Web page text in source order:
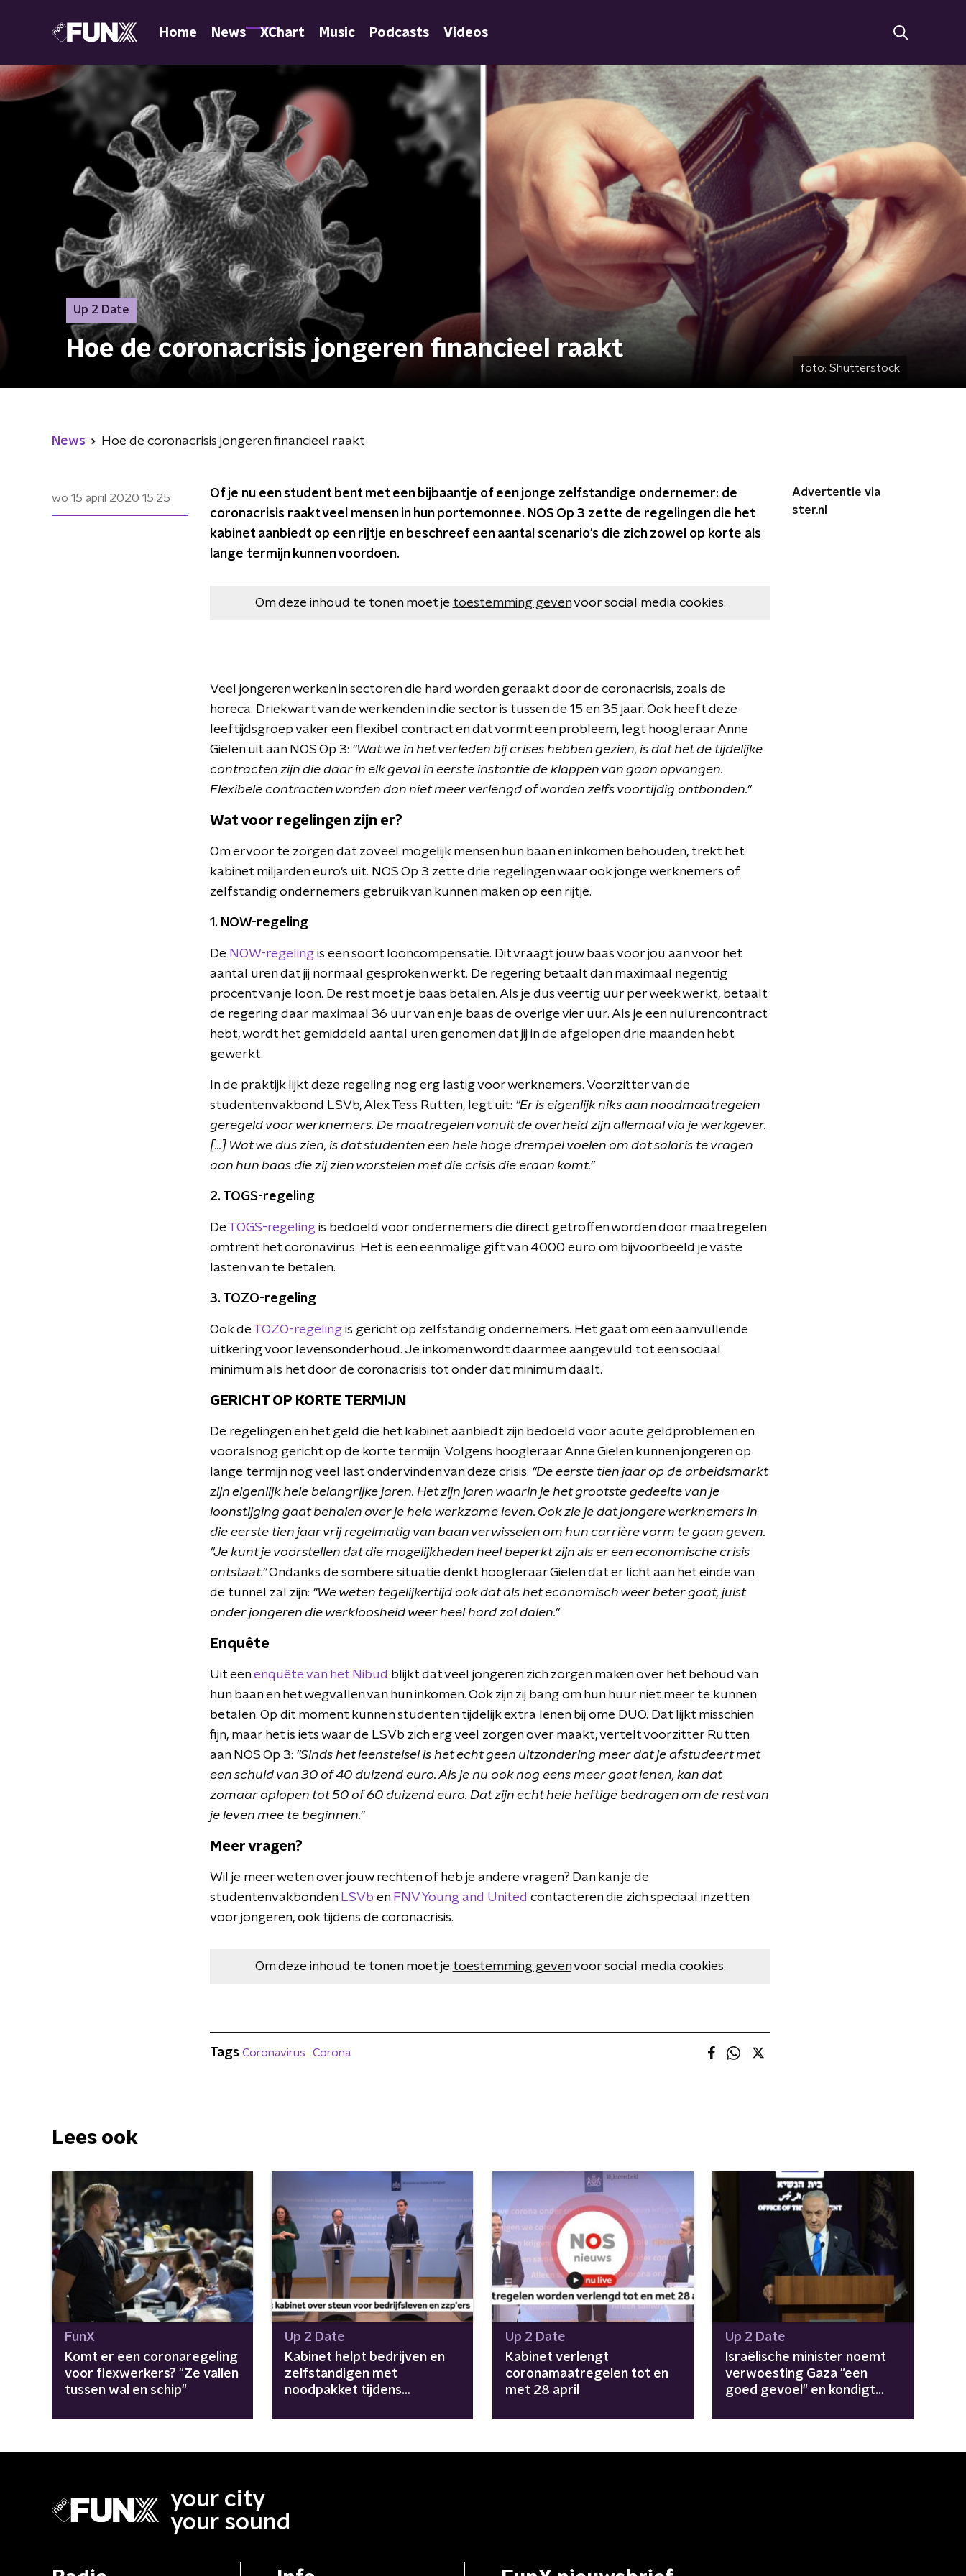
Home News XChart Music Podcasts Videos
Up 2 Date
Hoe de coronacrisis jongeren financieel raakt
foto: Shutterstock
News Hoe de coronacrisis jongeren financieel raakt
wo 15 april 2020 15:25
Of je nu een student bent met een bijbaantje of een jonge zelfstandige ondernemer: de
coronacrisis raakt veel mensen in hun portemonnee. NOS Op 3 zette de regelingen die het
kabinet aanbiedt op een rijtje en beschreef een aantal scenario's die zich zowel op korte als
lange termijn kunnen voordoen.
Om deze inhoud te tonen moet je toestemming gevenvoor social media cookies.
Veel jongeren werken in sectoren die hard worden geraakt door de coronacrisis, zoals de
horeca. Driekwart van de werkenden in die sector is tussen de 15 en 35 jaar. Ook heeft deze
leeftijdsgroep vaker een flexibel contract en dat vormt een probleem, legt hoogleraar Anne
Gielen uit aan NOS Op 3: "Wat we in het verleden bij crises hebben gezien, is dat het de tijdelijke
contracten zijn die daar in elk geval in eerste instantie de klappen van gaan opvangen.
Flexibele contracten worden dan niet meer verlengd of worden zelfs voortijdig ontbonden."
Wat voor regelingen zijn er?
Om ervoor te zorgen dat zoveel mogelijk mensen hun baan en inkomen behouden, trekt het
kabinet miljarden euro's uit. NOS Op 3 zette drie regelingen waar ook jonge werknemers of
zelfstandig ondernemers gebruik van kunnen maken op een rijtje.
1. NOW-regeling
De NOW-regeling is een soort looncompensatie. Dit vraagt jouw baas voor jou aan voor het
aantal uren dat jij normaal gesproken werkt. De regering betaalt dan maximaal negentig
procent van je loon. De rest moet je baas betalen. Als je dus veertig uur per week werkt, betaalt
de regering daar maximaal 36 uur van en je baas de overige vier uur. Als je een nulurencontract
hebt, wordt het gemiddeld aantal uren genomen dat jij in de afgelopen drie maanden hebt
gewerkt.
In de praktijk lijkt deze regeling nog erg lastig voor werknemers. Voorzitter van de
studentenvakbond LSVb, Alex Tess Rutten, legt uit: "Er is eigenlijk niks aan noodmaatregelen
geregeld voor werknemers. De maatregelen vanuit de overheid zijn allemaal via je werkgever.
[...] Wat we dus zien, is dat studenten een hele hoge drempel voelen om dat salaris te vragen
aan hun baas die zij zien worstelen met die crisis die eraan komt."
2. TOGS-regeling
De TOGS-regeling is bedoeld voor ondernemers die direct getroffen worden door maatregelen
omtrent het coronavirus. Het is een eenmalige gift van 4000 euro om bijvoorbeeld je vaste
lasten van te betalen.
3. TOZO-regeling
Ook de TOZO-regeling is gericht op zelfstandig ondernemers. Het gaat om een aanvullende
uitkering voor levensonderhoud. Je inkomen wordt daarmee aangevuld tot een sociaal
minimum als het door de coronacrisis tot onder dat minimum daalt.
GERICHT OP KORTE TERMIJN
De regelingen en het geld die het kabinet aanbiedt zijn bedoeld voor acute geldproblemen en
vooralsnog gericht op de korte termijn. Volgens hoogleraar Anne Gielen kunnen jongeren op
lange termijn nog veel last ondervinden van deze crisis: "De eerste tien jaar op de arbeidsmarkt
zijn eigenlijk hele belangrijke jaren. Het zijn jaren waarin je het grootste gedeelte van je
loonstijging gaat behalen over je hele werkzame leven. Ook zie je dat jongere werknemers in
die eerste tien jaar vrij regelmatig van baan verwisselen om hun carrière vorm te gaan geven.
"Je kunt je voorstellen dat die mogelijkheden heel beperkt zijn als er een economische crisis
ontstaat."Ondanks de sombere situatie denkt hoogleraar Gielen dat er licht aan het einde van
de tunnel zal zijn: "We weten tegelijkertijd ook dat als het economisch weer beter gaat, juist
onder jongeren die werkloosheid weer heel hard zal dalen."
Enquête
Uit eenenquête van het Nibud blijkt dat veel jongeren zich zorgen maken over het behoud van
hun baan en het wegvallen van hun inkomen. Ook zijn zij bang om hun huur niet meer te kunnen
betalen. Op dit moment kunnen studenten tijdelijk extra lenen bij ome DUO. Dat lijkt misschien
fijn, maar het is iets waar de LSVb zich erg veel zorgen over maakt, vertelt voorzitter Rutten
aan NOS Op 3: "Sinds het leenstelsel is het echt geen uitzondering meer dat je afstudeert met
een schuld van 30 of 40 duizend euro. Als je nu ook nog eens meer gaat lenen, kan dat
zomaar oplopen tot 50 of 60 duizend euro. Dat zijn echt hele heftige bedragen om de rest van
je leven mee te beginnen."
Meer vragen?
Wil je meer weten over jouw rechten of heb je andere vragen? Dan kan je de
studentenvakbonden LSVb en FNV Young and United contacteren die zich speciaal inzetten
voor jongeren, ook tijdens de coronacrisis.
Om deze inhoud te tonen moet je toestemming gevenvoor social media cookies.
Advertentie via
ster.nl
Tags Coronavirus Corona
Lees ook
FunX
Komt er een coronaregeling
voor flexwerkers? "Ze vallen
tussen wal en schip"
Up 2 Date
Kabinet helpt bedrijven en
zelfstandigen met
noodpakket tijdens
Up 2 Date
Kabinet verlengt
coronamaatregelen tot en
met 28 april
Up 2 Date
Israëlische minister noemt
verwoesting Gaza "een
goed gevoel" en kondigt
your city
your sound